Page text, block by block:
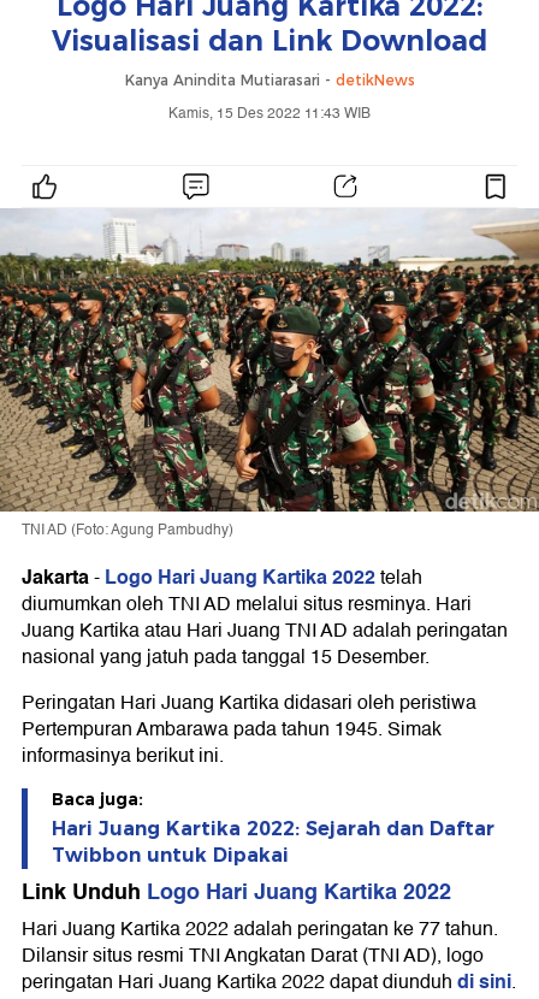
Visualisasi dan Link Download
Kanya Anindita Mutiarasari - detikNews
Kamis, 15 Des 2022 11:43 WIB
TNI AD (Foto: Agung Pambudhy)
Jakarta-Logo Hari Juang Kartika 2022telah
diumumkan oleh TNI AD melalui situs resminya. Hari
Juang Kartika atau Hari Juang TNI AD adalah peringatan
nasional yang jatuh pada tanggal 15 Desember.
Peringatan Hari Juang Kartika didasari oleh peristiwa
Pertempuran Ambarawa pada tahun 1945. Simak
informasinya berikut ini.
Baca juga:
Hari Juang Kartika 2022: Sejarah dan Daftar
Twibbon untuk Dipakai
Link Unduh Logo Hari Juang Kartika 2022
Hari Juang Kartika 2022 adalah peringatan ke 77 tahun.
Dilansir situs resmi TNI Angkatan Darat (TNI AD), logo
peringatan Hari Juang Kartika 2022 dapat diunduhdi sini.